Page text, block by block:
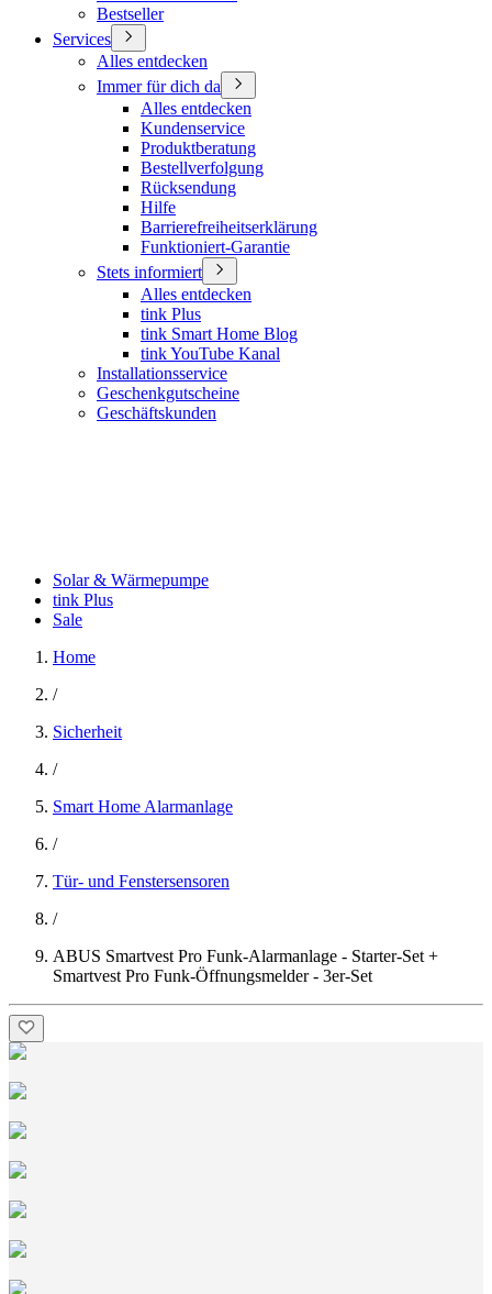
Bestseller
Services
Alles entdecken
Immer für dich da
Alles entdecken
Kundenservice
Produktberatung
Bestellverfolgung
Rücksendung
Hilfe
Barrierefreiheitserklärung
Funktioniert-Garantie
Stets informiert
Alles entdecken
tink Plus
tink Smart Home Blog
tink YouTube Kanal
Installationsservice
Geschenkgutscheine
Geschäftskunden
Solar & Wärmepumpe
tink Plus
Sale
Home
/
Sicherheit
/
Smart Home Alarmanlage
/
Tür- und Fenstersensoren
/
ABUS Smartvest Pro Funk-Alarmanlage - Starter-Set +
Smartvest Pro Funk-Öffnungsmelder - 3er-Set